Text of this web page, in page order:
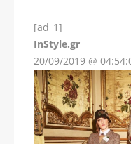
[ad_1]
InStyle.gr
20/09/2019 @